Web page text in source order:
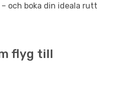
och boka din ideala rutt
flyg till